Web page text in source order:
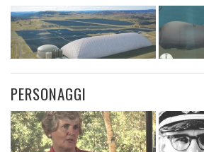
PERSONAGGI